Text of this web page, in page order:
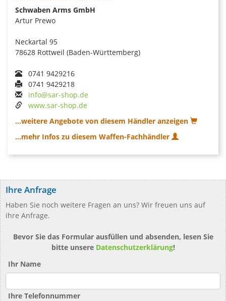
Schwaben Arms GmbH
Artur Prewo
Neckartal 95
78628 Rottweil (Baden-Württemberg)
0741 9429216
0741 9429218
info@sar-shop.de
www.sar-shop.de
...weitere Angebote von diesem Händler anzeigen
...mehr Infos zu diesem Waffen-Fachhändler
Ihre Anfrage
Haben Sie noch weitere Fragen an uns? Wir freuen uns auf
ihre Anfrage.
Bevor Sie das Formular ausfüllen und absenden, lesen Sie
bitte unsere Datenschutzerklärung!
Ihr Name
Ihre Telefonnummer